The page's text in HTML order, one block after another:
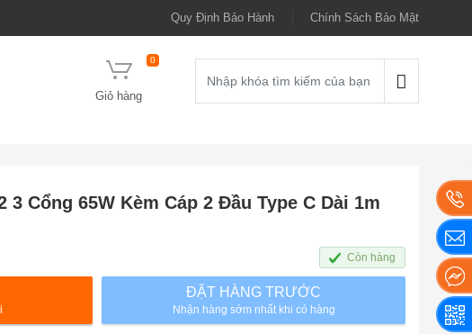
Quy Định Bảo Hành Chính Sách Bảo Mật
Giỏ hàng
0
3 Cổng 65W Kèm Cáp 2 Đầu Type C Dài 1m
Còn hàng
ĐẶT HÀNG TRƯỚC
Nhận hàng sớm nhất khi có hàng